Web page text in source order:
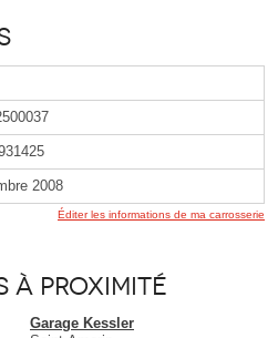
2008
Éditer les informations de ma carrosserie
à proximité
Garage Kessler